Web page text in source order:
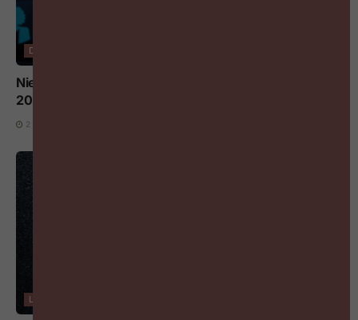
DIGITALISERING EN AI
Nieuwe AI-regels voor werkgevers vanaf 2 augustus
2026: wat moet je weten?
2 AUGUSTUS 2026
LEREN & LOOPBANEN